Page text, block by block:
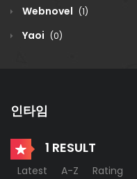
Webnovel (1)
Yaoi (0)
인타임
1 RESULT
Latest A-Z Rating